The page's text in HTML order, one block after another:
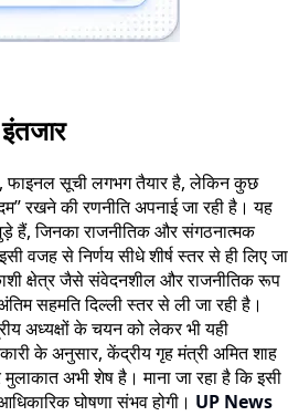
फाइनल सूची लगभग तैयार है, लेकिन कुछ
रखने की रणनीति अपनाई जा रही है। यह
हैं, जिनका राजनीतिक और संगठनात्मक
वजह से निर्णय सीधे शीर्ष स्तर से ही लिए जा
क्षेत्र जैसे संवेदनशील और राजनीतिक रूप
सहमति दिल्ली स्तर से ली जा रही है।
अध्यक्षों के चयन को लेकर भी यही
के अनुसार, केंद्रीय गृह मंत्री अमित शाह
अभी शेष है। माना जा रहा है कि इसी
घोषणा संभव होगी। UP News